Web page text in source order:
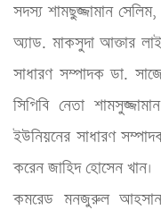
সদস্য শামছুজ্জামান
অ্যাড. মাকসুদা আক্তার
সাধারণ সম্পাদক ডা.
সিপিবি নেতা
ইউনিয়নের সাধারণ
করেন জাহিদ হোসেন খান।
কমরেড মনজুরুল আহসান